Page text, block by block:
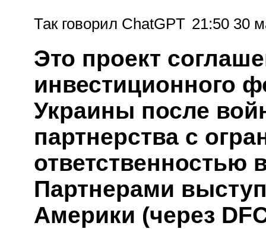
Так говорил ChatGPT 21:50 30
Это проект
инвестиционного
Украины после
партнерства с
Партнерами
Америки (через